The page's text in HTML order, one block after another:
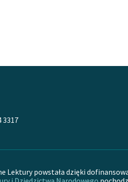
3317
Lektury powstała dzięki